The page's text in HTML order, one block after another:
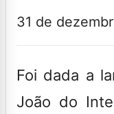
31 de
Foi dada a
João do